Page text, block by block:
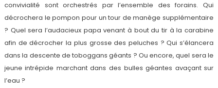
convivialité sont orchestrés par l’ensemble des forains. Qui
décrochera le pompon pour un tour de manège supplémentaire
? Quel sera l’audacieux papa venant à bout du tir à la carabine
afin de décrocher la plus grosse des peluches ? Qui s’élancera
dans la descente de toboggans géants ? Ou encore, quel sera le
jeune intrépide marchant dans des bulles géantes avaçant sur
l’eau ?